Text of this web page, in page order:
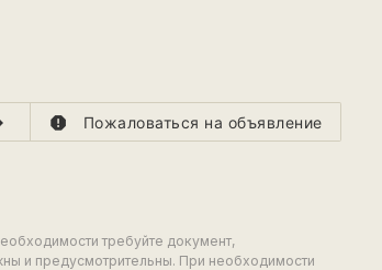
report Пожаловаться на объявление
требуйте документ,
и предусмотрительны. При необходимости